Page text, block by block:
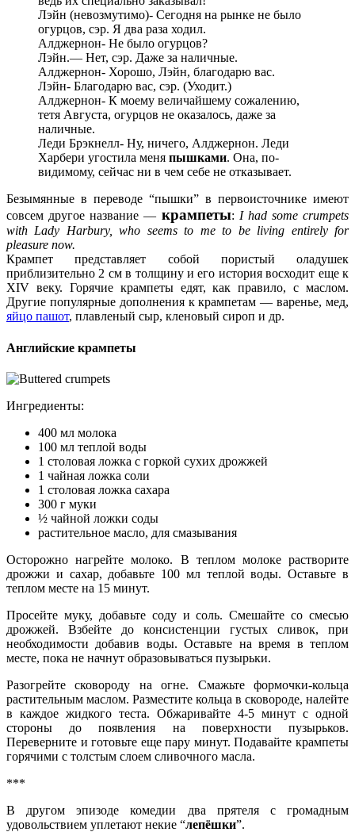
Лэйн (невозмутимо)- Сегодня на рынке не было
огурцов, сэр. Я два раза ходил.
Алджернон- Не было огурцов?
Лэйн.— Нет, сэр. Даже за наличные.
Алджернон- Хорошо, Лэйн, благодарю вас.
Лэйн- Благодарю вас, сэр. (Уходит.)
Алджернон- К моему величайшему сожалению,
тетя Августа, огурцов не оказалось, даже за
наличные.
Леди Брэкнелл- Ну, ничего, Алджернон. Леди
Харбери угостила меня пышками. Она, по-
видимому, сейчас ни в чем себе не отказывает.
Безымянные в переводе “пышки” в первоисточнике имеют
совсем другое название — крампеты: I had some crumpets
with Lady Harbury, who seems to me to be living entirely for
pleasure now.
Крампет представляет собой пористый оладушек
приблизительно 2 см в толщину и его история восходит еще к
XIV веку. Горячие крампеты едят, как правило, с маслом.
Другие популярные дополнения к крампетам — варенье, мед,
яйцо пашот, плавленый сыр, кленовый сироп и др.
Английские крампеты
Ингредиенты:
400 мл молока
100 мл теплой воды
1 столовая ложка с горкой сухих дрожжей
1 чайная ложка соли
1 столовая ложка сахара
300 г муки
½ чайной ложки соды
растительное масло, для смазывания
Осторожно нагрейте молоко. В теплом молоке растворите
дрожжи и сахар, добавьте 100 мл теплой воды. Оставьте в
теплом месте на 15 минут.
Просейте муку, добавьте соду и соль. Смешайте со смесью
дрожжей. Взбейте до консистенции густых сливок, при
необходимости добавив воды. Оставьте на время в теплом
месте, пока не начнут образовываться пузырьки.
Разогрейте сковороду на огне. Смажьте формочки-кольца
растительным маслом. Разместите кольца в сковороде, налейте
в каждое жидкого теста. Обжаривайте 4-5 минут с одной
стороны до появления на поверхности пузырьков.
Переверните и готовьте еще пару минут. Подавайте крампеты
горячими с толстым слоем сливочного масла.
***
В другом эпизоде комедии два прятеля с громадным
удовольствием уплетают некие “лепёшки”.